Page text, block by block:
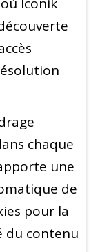
chaque
une
de
pour la
du contenu